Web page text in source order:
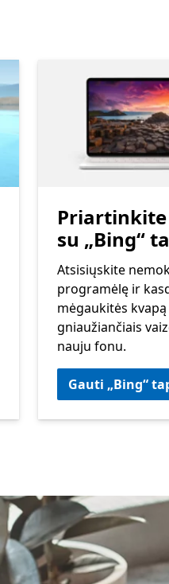
su „Bing“
Atsisiųskite
programėlę ir
mėgaukitės kvapą
gniaužiančiais
nauju fonu.
Gauti „Bing“